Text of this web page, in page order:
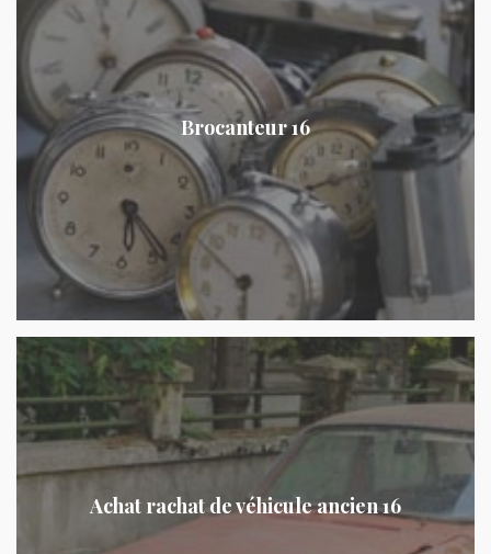
Brocanteur 16
Achat rachat de véhicule ancien 16